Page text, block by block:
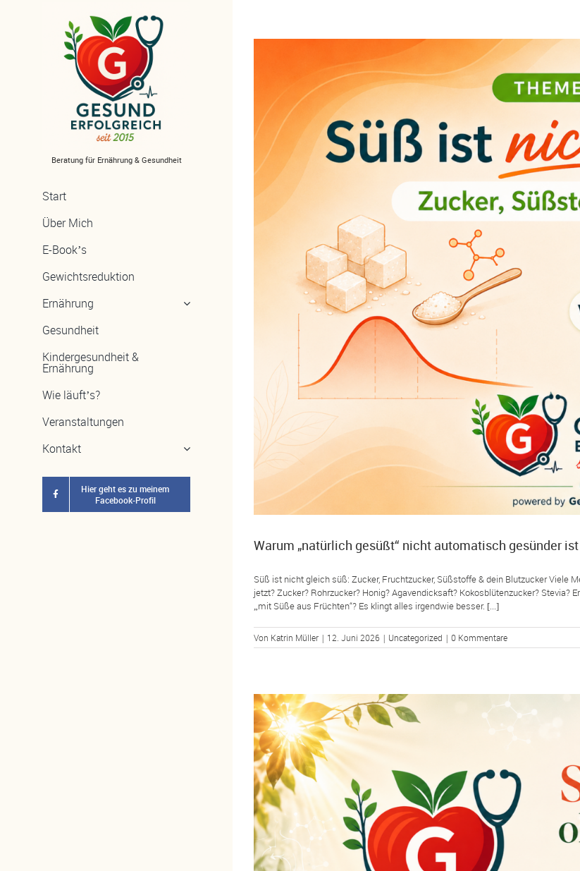
Beratung für Ernährung & Gesundheit
Start
Über Mich
E-Book’s
Gewichtsreduktion
Ernährung
Gesundheit
Kindergesundheit &
Ernährung
Wie läuft’s?
Veranstaltungen
Kontakt
Hier geht es zu meinem
Facebook-Profil
Warum „natürlich gesüßt“ nicht automatisch gesünder ist
Süß ist nicht gleich süß: Zucker, Fruchtzucker, Süßstoffe & dein Blutzucker
jetzt? Zucker? Rohrzucker? Honig? Agavendicksaft? Kokosblütenzucker? Stevia?
„mit Süße aus Früchten“? Es klingt alles irgendwie besser. [...]
Von Katrin Müller | 12. Juni 2026 | Uncategorized | 0 Kommentare